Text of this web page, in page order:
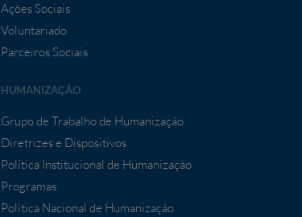
Ações Sociais
Voluntariado
Parceiros Sociais
HUMANIZAÇÃO
Grupo de Trabalho de Humanização
Diretrizes e Dispositivos
Política Institucional de Humanização
Programas
Política Nacional de Humanização